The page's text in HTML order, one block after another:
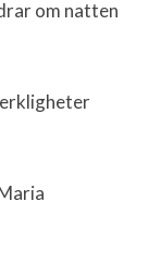
om natten